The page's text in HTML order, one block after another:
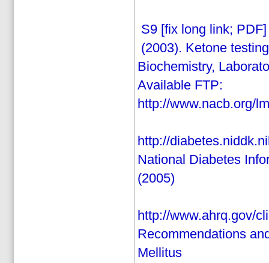
S9 [fix long link; PDF]
(2003). Ketone
Biochemistry,
Available FTP:
http://www.nacb.org/
http://
National Diabetes
(2005)
http://www.ahrq.gov/
Recommendations
Mellitus